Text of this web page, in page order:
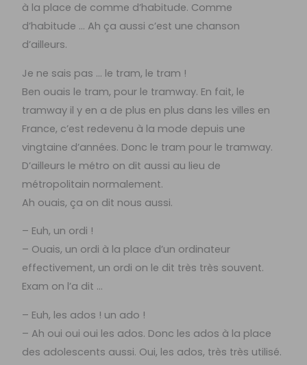
à la place de comme d’habitude. Comme
d’habitude … Ah ça aussi c’est une chanson
d’ailleurs.
Je ne sais pas … le tram, le tram !
Ben ouais le tram, pour le tramway. En fait, le
tramway il y en a de plus en plus dans les villes en
France, c’est redevenu à la mode depuis une
vingtaine d’années. Donc le tram pour le tramway.
D’ailleurs le métro on dit aussi au lieu de
métropolitain normalement.
Ah ouais, ça on dit nous aussi.
– Euh, un ordi !
– Ouais, un ordi à la place d’un ordinateur
effectivement, un ordi on le dit très très souvent.
Exam on l’a dit …
– Euh, les ados ! un ado !
– Ah oui oui oui les ados. Donc les ados à la place
des adolescents aussi. Oui, les ados, très très utilisé.